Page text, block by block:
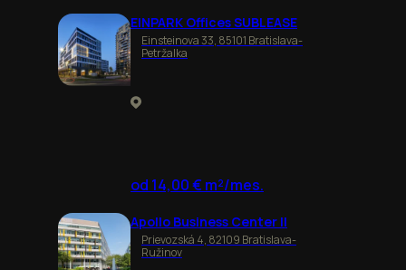
EINPARK Offices SUBLEASE
Einsteinova 33, 85101 Bratislava-
Petržalka
od 14,00 € m²/mes.
Apollo Business Center II
Prievozská 4, 82109 Bratislava-
Ružinov